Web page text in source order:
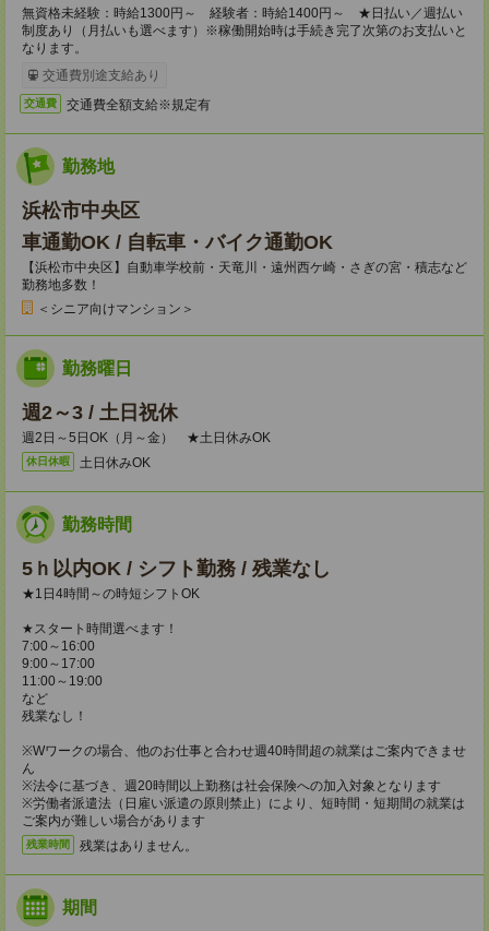
無資格未経験：時給1300円～ 経験者：時給1400円～ ★日払い／週払い
制度あり（月払いも選べます）※稼働開始時は手続き完了次第のお支払いと
なります。
交通費別途支給あり
交通費 交通費全額支給※規定有
勤務地
浜松市中央区
車通勤OK / 自転車・バイク通勤OK
【浜松市中央区】自動車学校前・天竜川・遠州西ケ崎・さぎの宮・積志など
勤務地多数！
＜シニア向けマンション＞
勤務曜日
週2～3 / 土日祝休
週2日～5日OK（月～金） ★土日休みOK
休日休暇 土日休みOK
勤務時間
5ｈ以内OK / シフト勤務 / 残業なし
★1日4時間～の時短シフトOK
★スタート時間選べます！
7:00～16:00
9:00～17:00
11:00～19:00
など
残業なし！
※Wワークの場合、他のお仕事と合わせ週40時間超の就業はご案内できませ
ん
※法令に基づき、週20時間以上勤務は社会保険への加入対象となります
※労働者派遣法（日雇い派遣の原則禁止）により、短時間・短期間の就業は
ご案内が難しい場合があります
残業時間 残業はありません。
期間